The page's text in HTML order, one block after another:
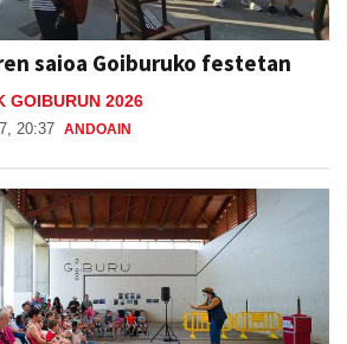
saioa Goiburuko festetan
GOIBURUN 2026
20:37 ANDOAIN